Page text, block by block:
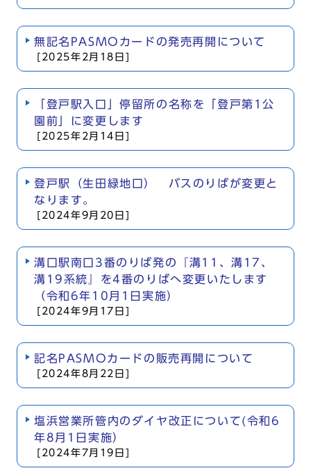
無記名PASMOカードの発売再開について
[2025年2月18日]
「登戸駅入口」停留所の名称を「登戸第1公
園前」に変更します
[2025年2月14日]
登戸駅（生田緑地口） バスのりばが変更と
なります。
[2024年9月20日]
溝口駅南口3番のりば発の『溝11、溝17、
溝19系統』を4番のりばへ変更いたします
（令和6年10月1日実施）
[2024年9月17日]
記名PASMOカードの販売再開について
[2024年8月22日]
塩浜営業所管内のダイヤ改正について(令和6
年8月1日実施）
[2024年7月19日]